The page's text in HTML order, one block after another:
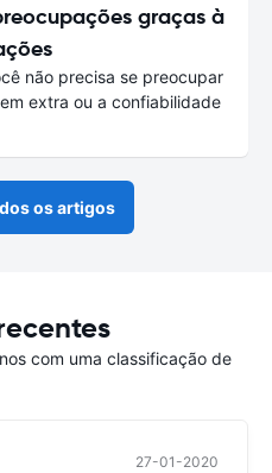
graças à
não precisa se preocupar
extra ou a confiabilidade
os artigos
com uma classificação de
27-01-2020